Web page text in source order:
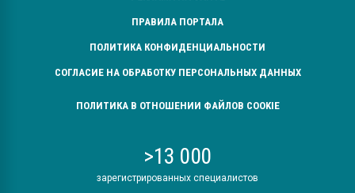
ПРАВИЛА ПОРТАЛА
ПОЛИТИКА КОНФИДЕНЦИАЛЬНОСТИ
СОГЛАСИЕ НА ОБРАБОТКУ ПЕРСОНАЛЬНЫХ ДАННЫХ
ПОЛИТИКА В ОТНОШЕНИИ ФАЙЛОВ COOKIE
>13 000
зарегистрированных специалистов